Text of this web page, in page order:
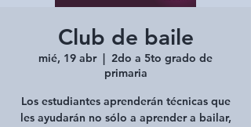
Club de baile
mié, 19 abr
  |
2do a 5to grado de
primaria
Los estudiantes aprenderán técnicas que
les ayudarán no sólo a aprender a bailar,